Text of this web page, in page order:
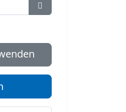
Passwort anzeigen